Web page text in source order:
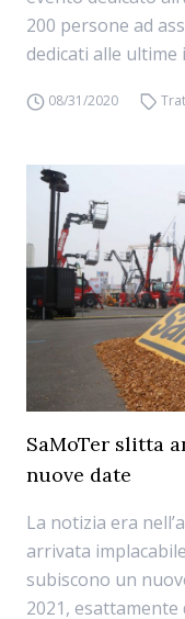
200 persone ad
dedicati alle ultime
08/31/2020
SaMoTer slitta
nuove date
La notizia era
arrivata
subiscono un
2021, esattamente